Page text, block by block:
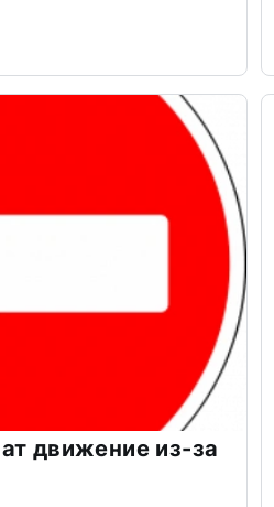
движение из-за